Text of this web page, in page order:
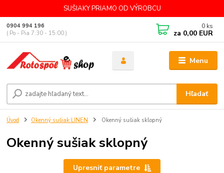
SUŠIAKY PRIAMO OD VÝROBCU
Menu
Hľadať
0904 994 196
( Po - Pia 7:30 - 15:00 )
0 ks
za 0,00 EUR
Úvod Okenný sušiak LINEN Okenný sušiak sklopný
Okenný sušiak sklopný
Upresniť parametre